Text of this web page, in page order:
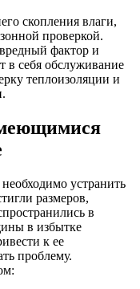
скопления влаги,
проверкой.
фактор и
в себя обслуживание
теплоизоляции и
устранить
размеров,
в
в избытке
к ее
проблему.